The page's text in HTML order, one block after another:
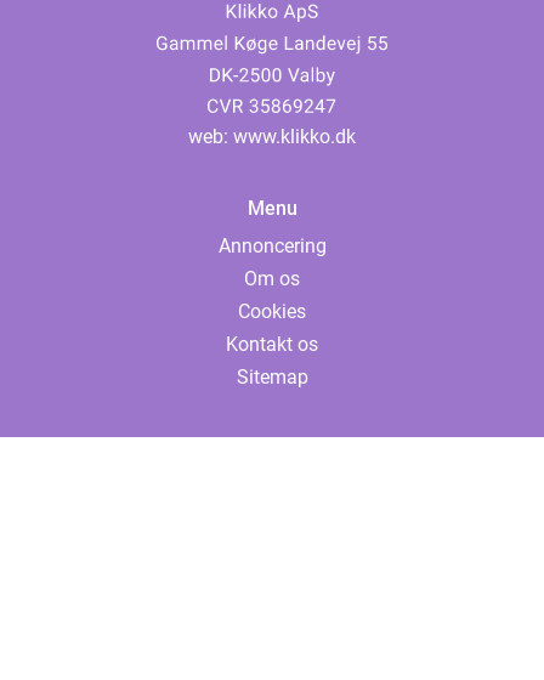
web: www.klikko.dk
Menu
Annoncering
Om os
Cookies
Kontakt os
Sitemap